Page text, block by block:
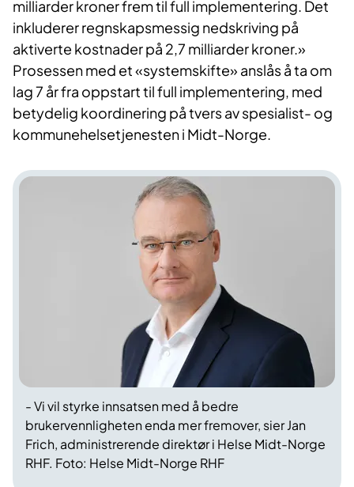
milliarder kroner frem til full implementering. Det
inkluderer regnskapsmessig nedskriving på
aktiverte kostnader på 2,7 milliarder kroner.»
Prosessen med et «systemskifte» anslås å ta om
lag 7 år fra oppstart til full implementering, med
betydelig koordinering på tvers av spesialist- og
kommunehelsetjenesten i Midt-Norge.
- Vi vil styrke innsatsen med å bedre
brukervennligheten enda mer fremover, sier Jan
Frich, administrerende direktør i Helse Midt-Norge
RHF. Foto: Helse Midt-Norge RHF